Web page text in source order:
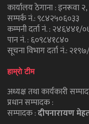
कार्यालय ठेगाना : इनरूवा
सम्पर्क नं.: ९८४२५०६०३३
कम्पनी दर्ता नं. :
पान नं. : ६०९८४१८४०
सूचना विभाग दर्ता नं.:
हाम्राे टीम
अध्यक्ष तथा कार्यकारी
प्रधान सम्पादक :
सम्पादक :दीपनारायण